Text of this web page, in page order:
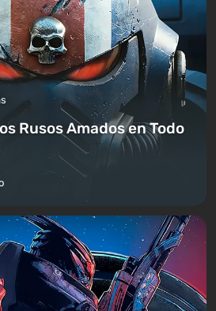
Rusos Amados en Todo